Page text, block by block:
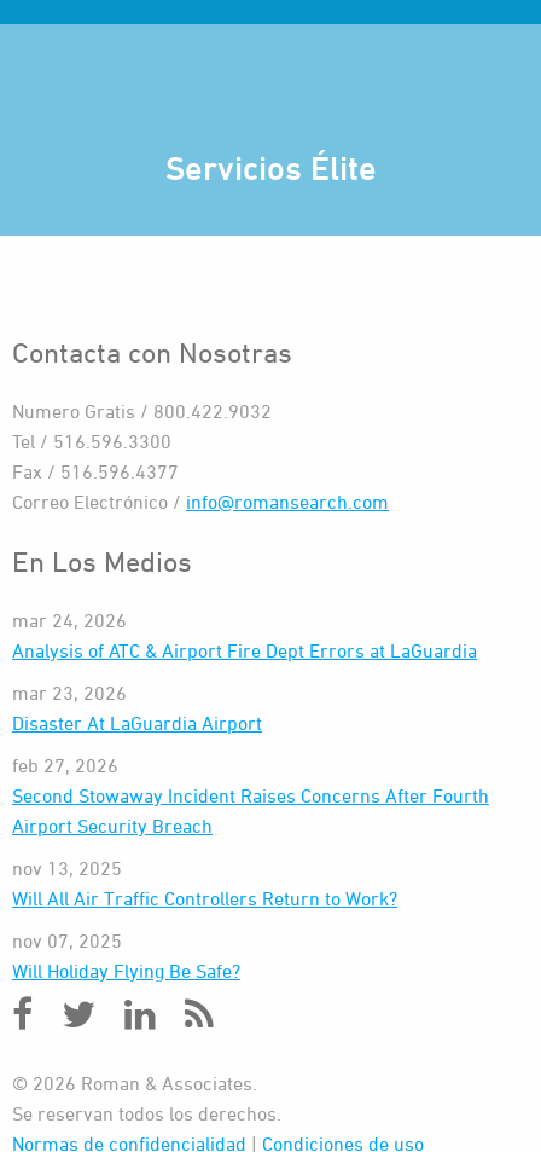
Servicios Élite
Contacta con Nosotras
Numero Gratis / 800.422.9032
Tel / 516.596.3300
Fax / 516.596.4377
Correo Electrónico / info@romansearch.com
En Los Medios
mar 24, 2026
Analysis of ATC & Airport Fire Dept Errors at LaGuardia
mar 23, 2026
Disaster At LaGuardia Airport
feb 27, 2026
Second Stowaway Incident Raises Concerns After Fourth
Airport Security Breach
nov 13, 2025
Will All Air Traffic Controllers Return to Work?
nov 07, 2025
Will Holiday Flying Be Safe?
© 2026 Roman & Associates.
Se reservan todos los derechos.
Normas de confidencialidad | Condiciones de uso